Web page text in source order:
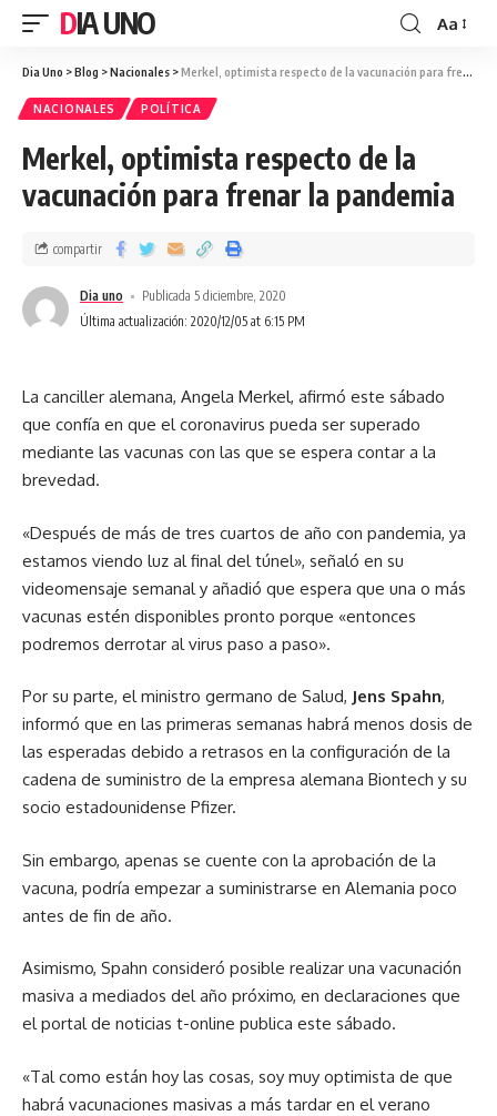
DIA UNO Aa
Dia Uno >Blog >Nacionales >Merkel, optimista respecto de la vacunación para frenar la pandemia
NACIONALES POLÍTICA
Merkel, optimista respecto de la
vacunación para frenar la pandemia
Última actualización: 2020/12/05 at 6:15 PM
Dia uno Publicada 5 diciembre, 2020
compartir
La canciller alemana, Angela Merkel, afirmó este sábado
que confía en que el coronavirus pueda ser superado
mediante las vacunas con las que se espera contar a la
brevedad.
«Después de más de tres cuartos de año con pandemia, ya
estamos viendo luz al final del túnel», señaló en su
videomensaje semanal y añadió que espera que una o más
vacunas estén disponibles pronto porque «entonces
podremos derrotar al virus paso a paso».
Por su parte, el ministro germano de Salud, Jens Spahn,
informó que en las primeras semanas habrá menos dosis de
las esperadas debido a retrasos en la configuración de la
cadena de suministro de la empresa alemana Biontech y su
socio estadounidense Pfizer.
Sin embargo, apenas se cuente con la aprobación de la
vacuna, podría empezar a suministrarse en Alemania poco
antes de fin de año.
Asimismo, Spahn consideró posible realizar una vacunación
masiva a mediados del año próximo, en declaraciones que
el portal de noticias t-online publica este sábado.
«Tal como están hoy las cosas, soy muy optimista de que
habrá vacunaciones masivas a más tardar en el verano